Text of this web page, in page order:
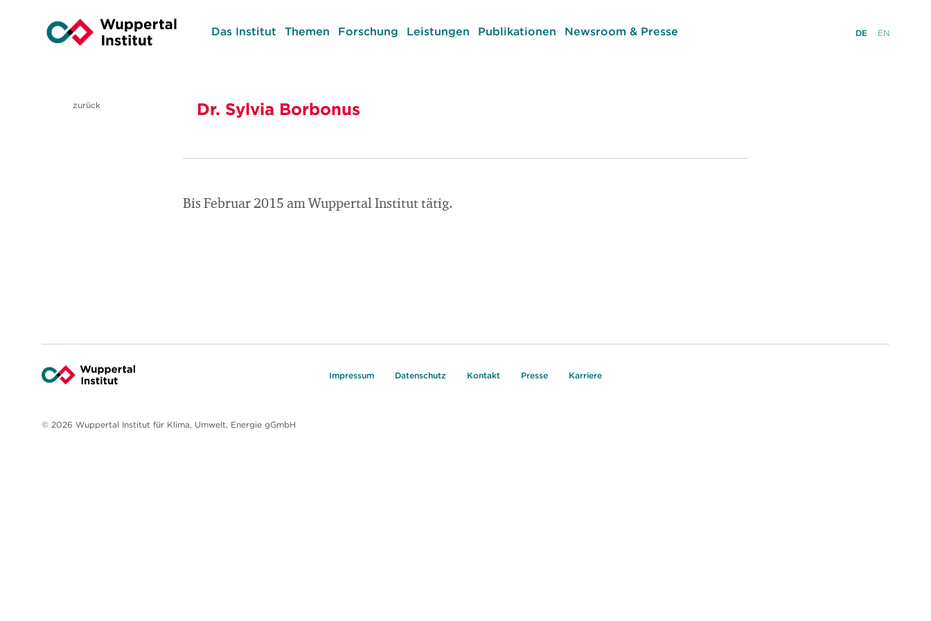
Das Institut Themen Forschung Leistungen Publikationen Newsroom & Presse DE EN
zurück Dr. Sylvia Borbonus
Bis Februar 2015 am Wuppertal Institut tätig.
Impressum Datenschutz Kontakt Presse Karriere
© 2026 Wuppertal Institut für Klima, Umwelt, Energie gGmbH